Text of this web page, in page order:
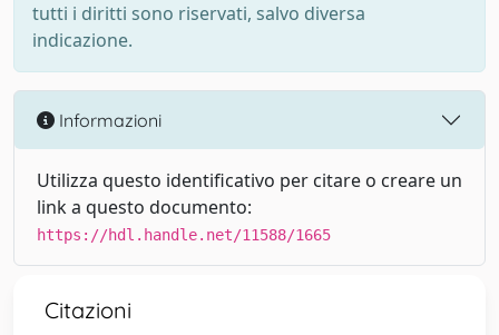
tutti i diritti sono riservati, salvo diversa
indicazione.
Informazioni
Utilizza questo identificativo per citare o creare un
link a questo documento:
https://hdl.handle.net/11588/1665
Citazioni